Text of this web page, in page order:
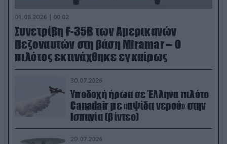
01.08.2026 | 00:02
Συνετρίβη F-35B των Αμερικανών
Πεζοναυτών στη βάση Miramar – Ο
πιλότος εκτινάχθηκε εγκαίρως
30.07.2026
Υποδοχή ήρωα σε Έλληνα πιλότο
Canadair με «αψίδα νερού» στην
Ισπανία (βίντεο)
29.07.2026